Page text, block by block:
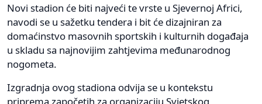
Novi stadion će biti najveći te vrste u Sjevernoj Africi,
navodi se u sažetku tendera i bit će dizajniran za
domaćinstvo masovnih sportskih i kulturnih događaja
u skladu sa najnovijim zahtjevima međunarodnog
nogometa.
Izgradnja ovog stadiona odvija se u kontekstu
priprema započetih za organizaciju Svjetskog